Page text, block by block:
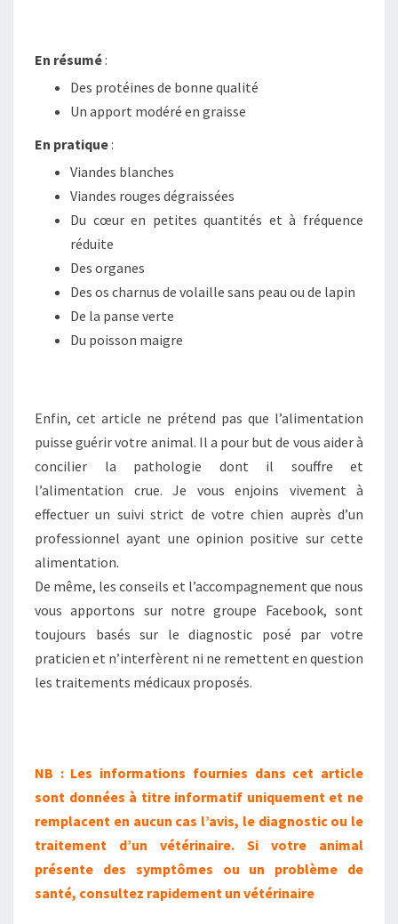
En résumé:
Des protéines de bonne qualité
Un apport modéré en graisse
En pratique:
Viandes blanches
Viandes rouges dégraissées
Du cœur en petites quantités et à fréquence
réduite
Des organes
Des os charnus de volaille sans peau ou de lapin
De la panse verte
Du poisson maigre
Enfin, cet article ne prétend pas que l’alimentation
puisse guérir votre animal. Il a pour but de vous aider à
concilier la pathologie dont il souffre et
l’alimentation crue. Je vous enjoins vivement à
effectuer un suivi strict de votre chien auprès d’un
professionnel ayant une opinion positive sur cette
alimentation.
De même, les conseils et l’accompagnement que nous
vous apportons sur notre groupe Facebook, sont
toujours basés sur le diagnostic posé par votre
praticien et n’interfèrent ni ne remettent en question
les traitements médicaux proposés.
NB : Les informations fournies dans cet article
sont données à titre informatif uniquement et ne
remplacent en aucun cas l’avis, le diagnostic ou le
traitement d’un vétérinaire. Si votre animal
présente des symptômes ou un problème de
santé, consultez rapidement un vétérinaire